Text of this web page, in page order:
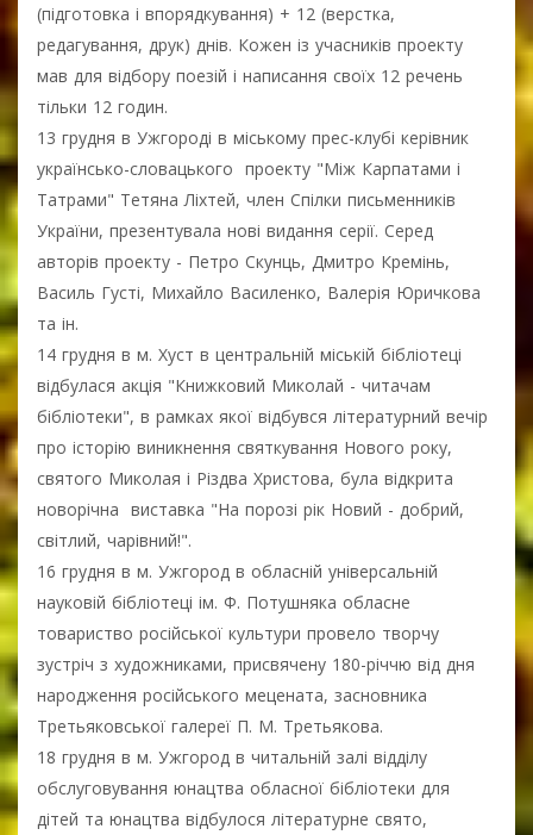
(підготовка і впорядкування) + 12 (верстка,
редагування, друк) днів. Кожен із учасників проекту
мав для відбору поезій і написання своїх 12 речень
тільки 12 годин.
13 грудня в Ужгороді в міському прес-клубі керівник
українсько-словацького проекту "Між Карпатами і
Татрами" Тетяна Ліхтей, член Спілки письменників
України, презентувала нові видання серії. Серед
авторів проекту - Петро Скунць, Дмитро Кремінь,
Василь Густі, Михайло Василенко, Валерія Юричкова
та ін.
14 грудня в м. Хуст в центральній міській бібліотеці
відбулася акція "Книжковий Миколай - читачам
бібліотеки", в рамках якої відбувся літературний вечір
про історію виникнення святкування Нового року,
святого Миколая і Різдва Христова, була відкрита
новорічна виставка "На порозі рік Новий - добрий,
світлий, чарівний!".
16 грудня в м. Ужгород в обласній універсальній
науковій бібліотеці ім. Ф. Потушняка обласне
товариство російської культури провело творчу
зустріч з художниками, присвячену 180-річчю від дня
народження російського мецената, засновника
Третьяковської галереї П. М. Третьякова.
18 грудня в м. Ужгород в читальній залі відділу
обслуговування юнацтва обласної бібліотеки для
дітей та юнацтва відбулося літературне свято,